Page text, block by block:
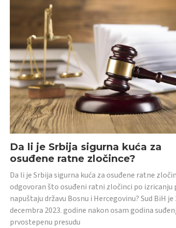
Da li je Srbija sigurna kuća za
osuđene ratne zločince?
Da li je Srbija sigurna kuća za osuđene ratne
odgovoran što osuđeni ratni zločinci po izricanju
napuštaju državu Bosnu i Hercegovinu? Sud BiH je
decembra 2023. godine nakon osam godina
prvostepenu presudu